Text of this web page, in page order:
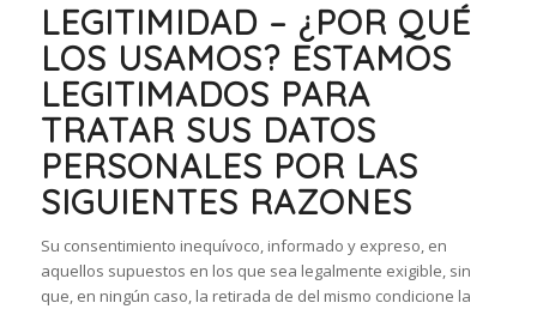
LEGITIMIDAD – ¿POR QUÉ
LOS USAMOS? ESTAMOS
LEGITIMADOS PARA
TRATAR SUS DATOS
PERSONALES POR LAS
SIGUIENTES RAZONES
Su consentimiento inequívoco, informado y expreso, en
aquellos supuestos en los que sea legalmente exigible, sin
que, en ningún caso, la retirada de del mismo condicione la